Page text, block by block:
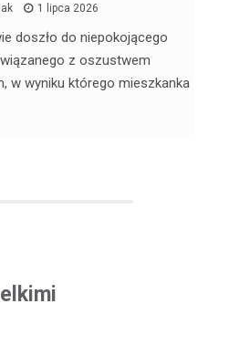
1 lipca 2026
doszło do niepokojącego
z oszustwem
w wyniku którego mieszkanka